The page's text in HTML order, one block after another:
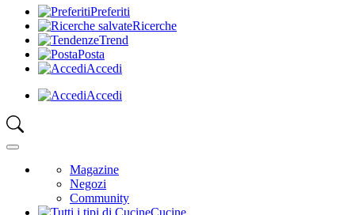
Preferiti
Ricerche
Trend
Posta
Accedi
Accedi
Magazine
Negozi
Community
Cucine